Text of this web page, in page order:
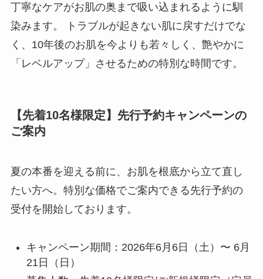
丁寧なケアがお肌の奥まで吸い込まれるように馴
染みます。 トラブルが起きない肌に戻すだけでな
く、10年後のお肌を今よりも若々しく、艶やかに
「レベルアップ」させるための特別な時間です。
【先着10名様限定】先行予約キャンペーンの
ご案内
夏の本番を迎える前に、お肌を根底から立て直し
たい方へ。特別な価格でご案内できる先行予約の
受付を開始しております。
キャンペーン期間：2026年6月6日（土）〜 6月
21日（日）